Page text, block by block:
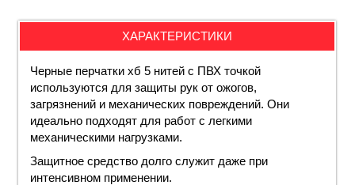
ХАРАКТЕРИСТИКИ
Черные перчатки хб 5 нитей с ПВХ точкой
используются для защиты рук от ожогов,
загрязнений и механических повреждений. Они
идеально подходят для работ с легкими
механическими нагрузками.
Защитное средство долго служит даже при
интенсивном применении.